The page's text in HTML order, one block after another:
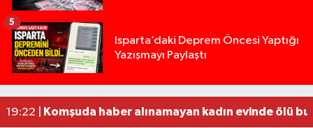
Isparta’daki Deprem Öncesi Yaptığı
Yazışmayı Paylaştı
5
13:00 |Yığılca'da kardeşler arasındaki silahlı kavgada
12:48 |Tur teknesi çalışanlarının birbirine girdiği kavga
02:26 |MOTOSİKLETLE ÇARPIŞAN OTOMOBİL GÜL
19:22 |
Komşuda haber alınamayan kadın evinde ölü